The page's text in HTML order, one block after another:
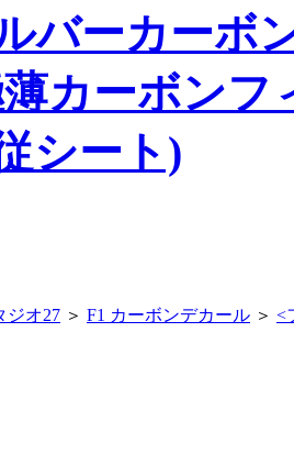
バーカーボ
カーボンフ
シート)
ジオ27 ＞ F1 カーボンデカール ＞ <